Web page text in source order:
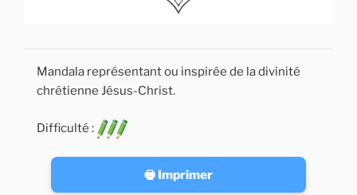
Mandala représentant ou inspirée de la divinité
chrétienne Jésus-Christ.
Difficulté :
🖶 Imprimer